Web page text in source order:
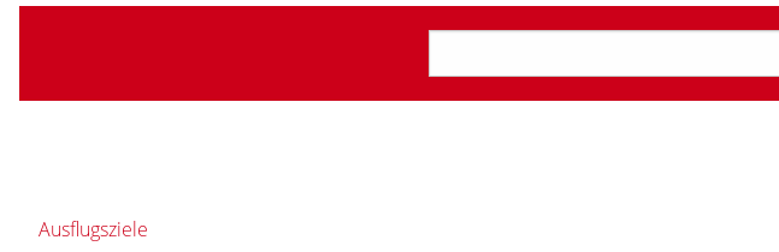
Ausflugsziele